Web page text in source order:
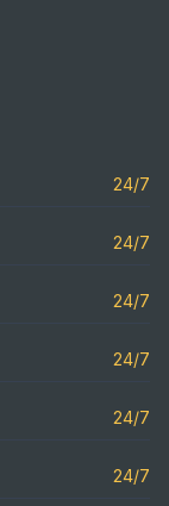
24/7
24/7
24/7
24/7
24/7
24/7